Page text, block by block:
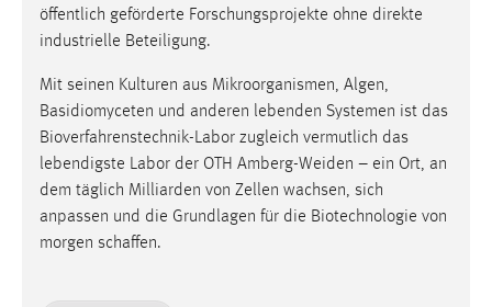
öffentlich geförderte Forschungsprojekte ohne direkte
industrielle Beteiligung.
Mit seinen Kulturen aus Mikroorganismen, Algen,
Basidiomyceten und anderen lebenden Systemen ist das
Bioverfahrenstechnik-Labor zugleich vermutlich das
lebendigste Labor der OTH Amberg-Weiden – ein Ort, an
dem täglich Milliarden von Zellen wachsen, sich
anpassen und die Grundlagen für die Biotechnologie von
morgen schaffen.